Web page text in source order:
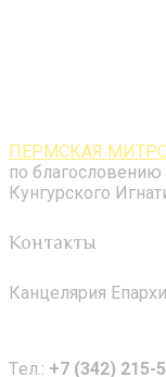
ПЕРМСКАЯ
по
Кунгурского
Контакты
Канцелярия
Tел.: +7 (342) 215-